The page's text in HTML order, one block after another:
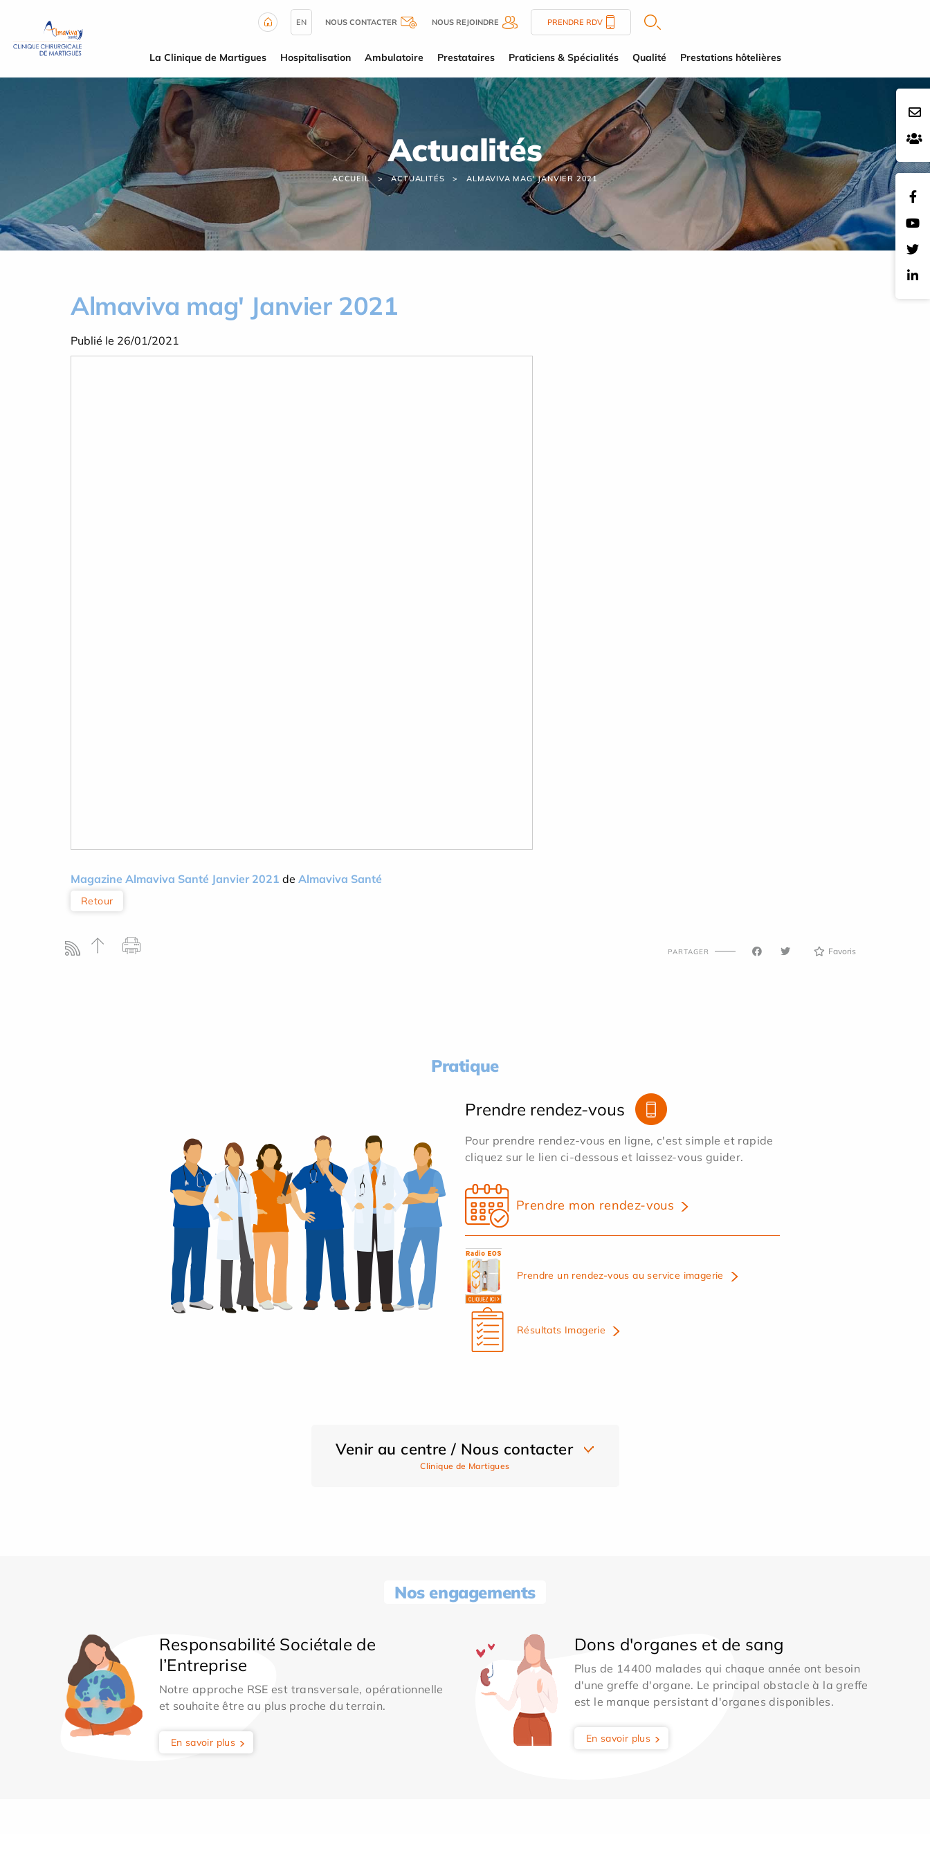
EN NOUS CONTACTER NOUS REJOINDRE PRENDRE RDV
La Clinique de Martigues Hospitalisation Ambulatoire Prestataires Praticiens & Spécialités Qualité Prestations hôtelières
Actualités
ACCUEIL ACTUALITÉS ALMAVIVA MAG' JANVIER 2021
Almaviva mag' Janvier 2021
Publié le 26/01/2021
Magazine Almaviva Santé Janvier 2021 de Almaviva Santé
Retour
PARTAGER Favoris
Pratique
Prendre rendez-vous
Pour prendre rendez-vous en ligne, c'est simple et rapide
cliquez sur le lien ci-dessous et laissez-vous guider.
Prendre mon rendez-vous
Prendre un rendez-vous au service imagerie
Résultats Imagerie
Venir au centre / Nous contacter
Clinique de Martigues
Nos engagements
Responsabilité Sociétale de
l’Entreprise
Notre approche RSE est transversale, opérationnelle
et souhaite être au plus proche du terrain.
En savoir plus
Dons d'organes et de sang
Plus de 14400 malades qui chaque année ont besoin
d'une greffe d'organe. Le principal obstacle à la greffe
est le manque persistant d'organes disponibles.
En savoir plus